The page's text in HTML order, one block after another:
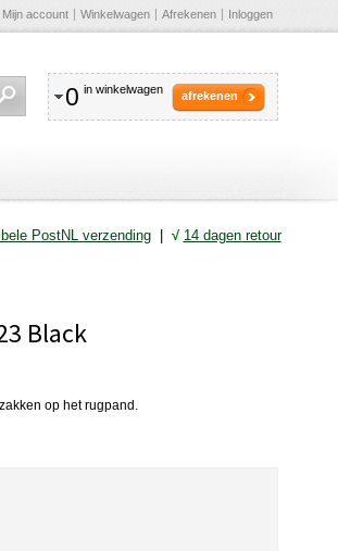
Mijn account Winkelwagen Afrekenen Inloggen
0 in winkelwagen afrekenen
PostNL verzending| √ 14 dagen retour
Black
op het rugpand.